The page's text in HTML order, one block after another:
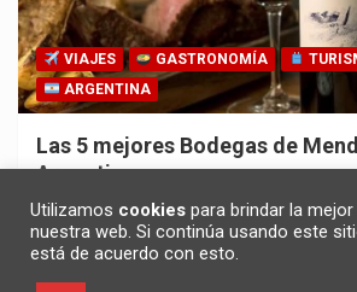
VIAJES GASTRONOMÍA
ARGENTINA
Las 5 mejores Bodegas de
Argentina
30/10/2025 Redacción
Utilizamos cookies para brindar la
nuestra web. Si continúa usando este
está de acuerdo con esto.